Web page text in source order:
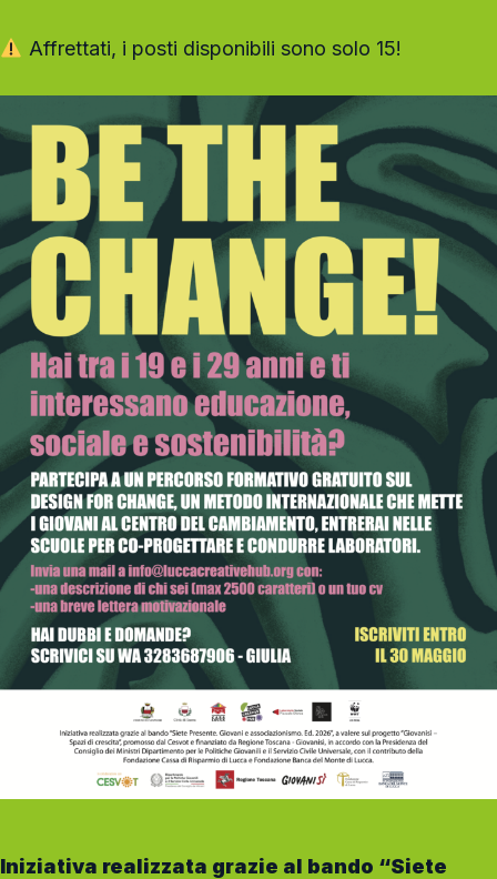
Affrettati, i posti disponibili sono solo 15!
Iniziativa realizzata grazie al bando “Siete